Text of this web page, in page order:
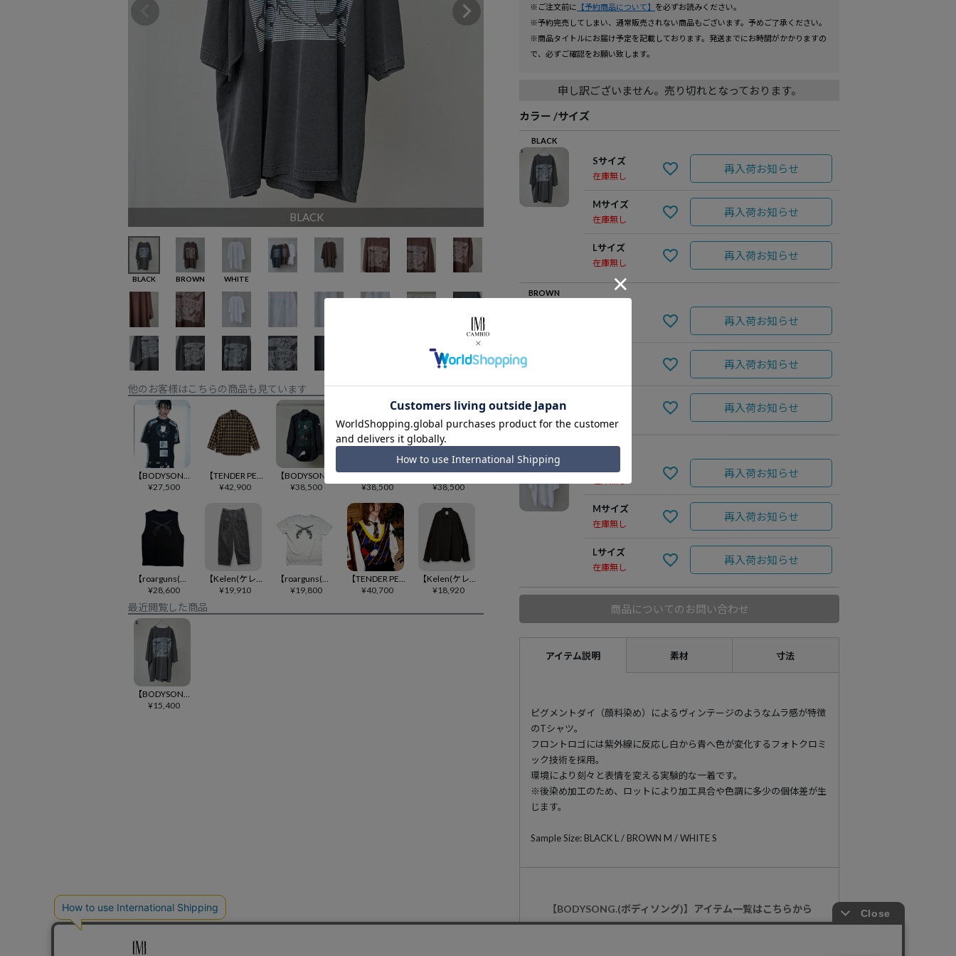
BLACK BROWN
BLACK BROWN WHITE
他のお客様はこちらの商品も見ています
¥27,500
¥42,900
¥38,500
【BODYSONG.(ボディソング)】【予約販売10月下旬～11月上旬入荷】METALGRAPE SH_FVS×BS シャツ(BS269202)
¥38,500
【BODYSONG.(ボディソング)】【予約販売10月下旬～11月上旬入荷】METALSTJEROME SH_FVS×BS シャツ(BS269205)
¥38,500
¥28,600
¥19,910
¥19,800
¥40,700
¥18,920
最近閲覧した商品
¥15,400
※ご注文前に 【予約商品について】 を必ずお読みください。
※予約完売してしまい、通常販売されない商品もございます。予めご了承ください。
※商品タイトルにお届け予定を記載しております。発送までにお時間がかかりますの
で、必ずご確認をお願い致します。
申し訳ございません。売り切れとなっております。
カラー
サイズ
BLACK
Sサイズ
在庫無し
再入荷お知らせ
Mサイズ
在庫無し
再入荷お知らせ
Lサイズ
在庫無し
再入荷お知らせ
BROWN
再入荷お知らせ
再入荷お知らせ
再入荷お知らせ
WHITE
再入荷お知らせ
Mサイズ
在庫無し
再入荷お知らせ
Lサイズ
在庫無し
再入荷お知らせ
商品についてのお問い合わせ
アイテム説明 素材 寸法
ピグメントダイ（顔料染め）によるヴィンテージのようなムラ感が特徴
のTシャツ。
フロントロゴには紫外線に反応し白から青へ色が変化するフォトクロミ
ック技術を採用。
環境により刻々と表情を変える実験的な一着です。
※後染め加工のため、ロットにより加工具合や色調に多少の個体差が生
じます。
Sample Size: BLACK L / BROWN M / WHITE S
【BODYSONG.(ボディソング)】アイテム一覧はこちらから